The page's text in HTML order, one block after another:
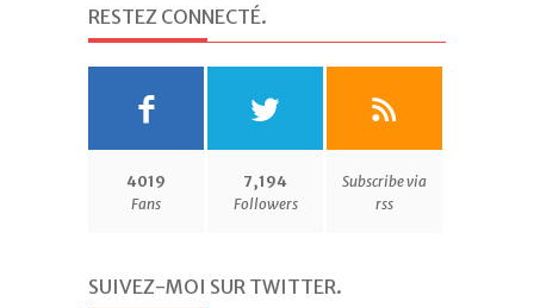
RESTEZ CONNECTÉ.
4019
Fans
7,194
Followers
Subscribe via
rss
SUIVEZ-MOI SUR TWITTER.